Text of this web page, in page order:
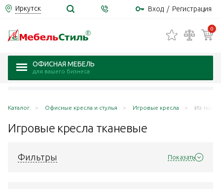
Иркутск Вход / Регистрация
0
ОФИСНАЯ МЕБЕЛЬ
для вашего бизнеса
Каталог Офисные кресла и стулья Игровые кресла Из ткани
Игровые кресла тканевые
Фильтры Показать